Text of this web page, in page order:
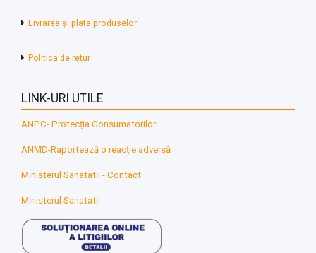
Livrarea și plata produselor
Politica de retur
LINK-URI UTILE
ANPC- Protecția Consumatorilor
ANMD-Raportează o reacție adversă
Ministerul Sanatatii - Contact
Ministerul Sanatatii